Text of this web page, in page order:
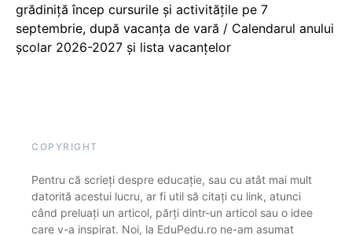
grădiniță încep cursurile și activitățile pe 7
septembrie, după vacanța de vară / Calendarul anului
școlar 2026-2027 și lista vacanțelor
COPYRIGHT
Pentru că scrieți despre educație, sau cu atât mai mult
datorită acestui lucru, ar fi util să citați cu link, atunci
când preluați un articol, părți dintr-un articol sau o idee
care v-a inspirat. Noi, la EduPedu.ro ne-am asumat